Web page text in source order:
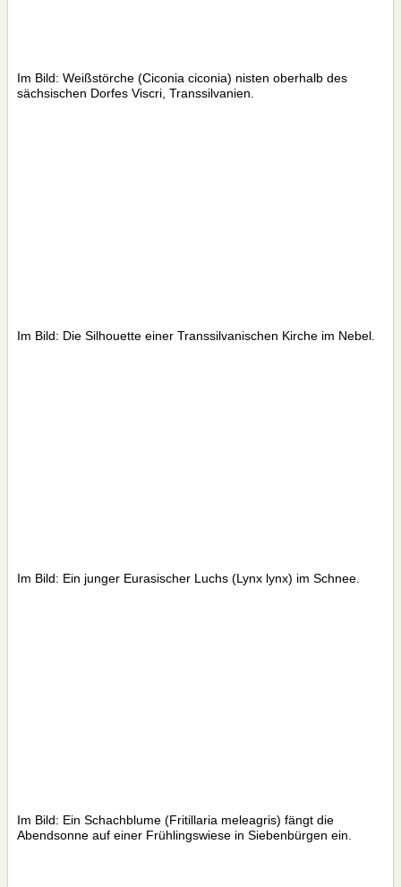
Im Bild: Weißstörche (Ciconia ciconia) nisten oberhalb des
sächsischen Dorfes Viscri, Transsilvanien.
Im Bild: Die Silhouette einer Transsilvanischen Kirche im Nebel.
Im Bild: Ein junger Eurasischer Luchs (Lynx lynx) im Schnee.
Im Bild: Ein Schachblume (Fritillaria meleagris) fängt die
Abendsonne auf einer Frühlingswiese in Siebenbürgen ein.